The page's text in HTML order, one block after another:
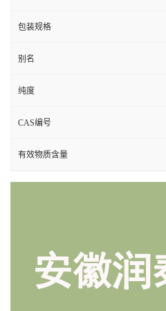
包装规格
别名
纯度
CAS编号
有效物质含量